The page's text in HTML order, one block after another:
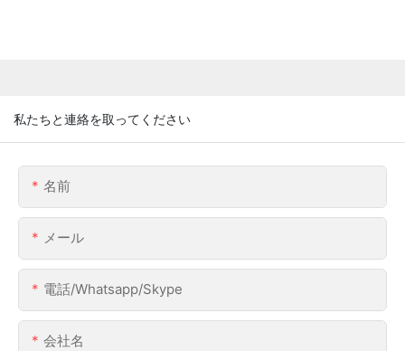
私たちと連絡を取ってください
名前
メール
電話/whatsapp/skype
会社名